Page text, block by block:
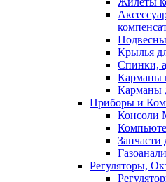
Крылья
Спинки,
Карманы
Карманы
Приборы и
Консоли
Запчасти
Регуляторы,